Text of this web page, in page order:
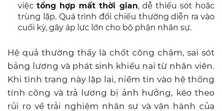
việctổng hợp mất thời gian, dễ thiếu sót hoặc
trùng lặp. Quá trình đối chiếu thường diễn ra vào
cuối kỳ, gây áp lực lớn cho bộ phận nhân sự.
Hệ quả thường thấy là chốt công chậm, sai sót
bảng lương và phát sinh khiếu nại từ nhân viên.
Khi tình trạng này lặp lại, niềm tin vào hệ thống
tính công và trả lương bị ảnh hưởng, kéo theo
rủi ro về trải nghiệm nhân sự và vận hành của